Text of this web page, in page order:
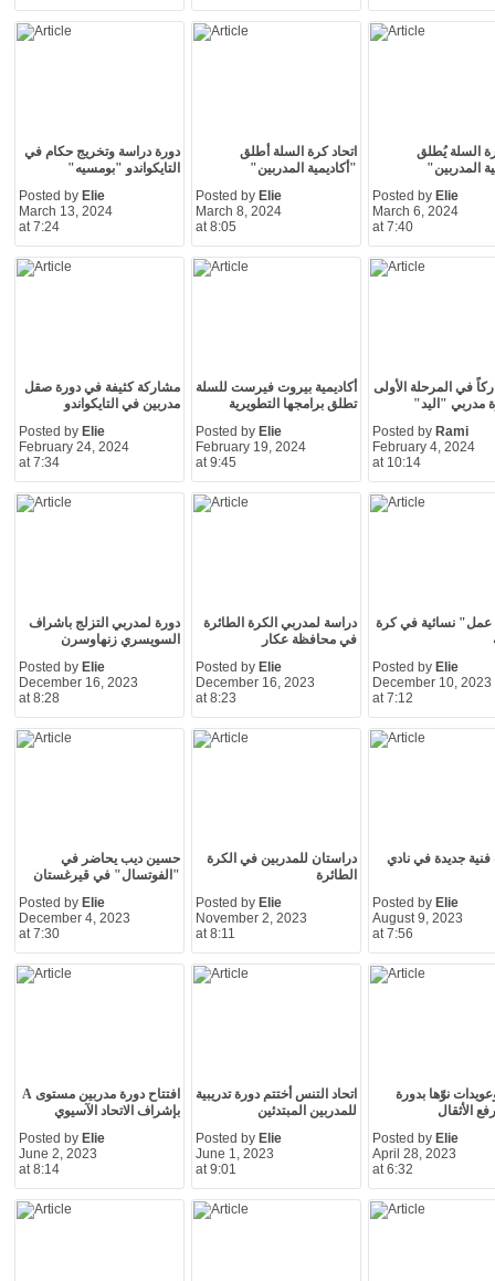
دورة دراسة وتخريج حكام في
التايكواندو "بومسيه"
Posted by Elie
March 13, 2024
at 7:24
اتحاد كرة السلة أطلق
"أكاديمية المدربين"
Posted by Elie
March 8, 2024
at 8:05
السلة يُطلق
المدربين"
Posted by Elie
March 6, 2024
at 7:40
مشاركة كثيفة في دورة صقل
مدربين في التايكواندو
Posted by Elie
February 24, 2024
at 7:34
أكاديمية بيروت فيرست للسلة
تطلق برامجها التطويرية
Posted by Elie
February 19, 2024
at 9:45
في المرحلة الأولى
مدربي "اليد"
Posted by Rami
February 4, 2024
at 10:14
دورة لمدربي التزلج باشراف
السويسري زنهاوسرن
Posted by Elie
December 16, 2023
at 8:28
دراسة لمدربي الكرة الطائرة
في محافظة عكار
Posted by Elie
December 16, 2023
at 8:23
نسائية في كرة
Posted by Elie
December 10, 2023
at 7:12
حسين ديب يحاضر في
"الفوتسال" في قيرغستان
Posted by Elie
December 4, 2023
at 7:30
دراستان للمدربين في الكرة
الطائرة
Posted by Elie
November 2, 2023
at 8:11
فنية جديدة في نادي
Posted by Elie
August 9, 2023
at 7:56
افتتاح دورة مدربين مستوى A
بإشراف الاتحاد الآسيوي
Posted by Elie
June 2, 2023
at 8:14
اتحاد التنس أختتم دورة تدريبية
للمدربين المبتدئين
Posted by Elie
June 1, 2023
at 9:01
نوّها بدورة
الأثقال
Posted by Elie
April 28, 2023
at 6:32